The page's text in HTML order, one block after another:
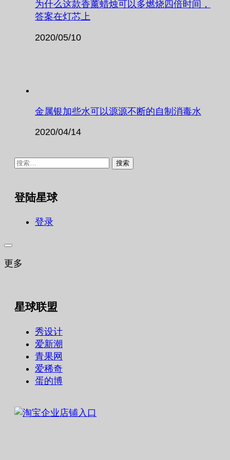
为什么这款香薰蜡烛可以多燃烧四倍时间，
答案在灯芯上
2020/05/10
金属银加些水可以源源不断的自制消毒水
2020/04/14
搜
登陆星球
登录
更多
星球联盟
秀设计
爱新潮
青果网
爱稀奇
蛋的博